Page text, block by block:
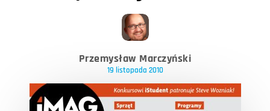
Przemysław Marczyński
19 listopada 2010